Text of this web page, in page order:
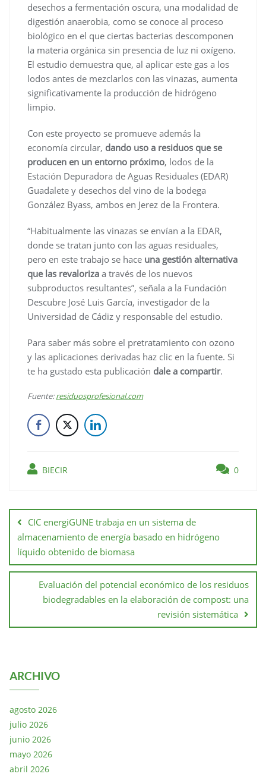
desechos a fermentación oscura, una modalidad de
digestión anaerobia, como se conoce al proceso
biológico en el que ciertas bacterias descomponen
la materia orgánica sin presencia de luz ni oxígeno.
El estudio demuestra que, al aplicar este gas a los
lodos antes de mezclarlos con las vinazas, aumenta
significativamente la producción de hidrógeno
limpio.
Con este proyecto se promueve además la
economía circular, dando uso a residuos que se
producen en un entorno próximo, lodos de la
Estación Depuradora de Aguas Residuales (EDAR)
Guadalete y desechos del vino de la bodega
González Byass, ambos en Jerez de la Frontera.
“Habitualmente las vinazas se envían a la EDAR,
donde se tratan junto con las aguas residuales,
pero en este trabajo se hace una gestión alternativa
que las revaloriza a través de los nuevos
subproductos resultantes”, señala a la Fundación
Descubre José Luis García, investigador de la
Universidad de Cádiz y responsable del estudio.
Para saber más sobre el pretratamiento con ozono
y las aplicaciones derivadas haz clic en la fuente. Si
te ha gustado esta publicación dale a compartir.
Fuente:residuosprofesional.com
BIECIR 0
CIC energiGUNE trabaja en un sistema de
almacenamiento de energía basado en hidrógeno
líquido obtenido de biomasa
Evaluación del potencial económico de los residuos
biodegradables en la elaboración de compost: una
revisión sistemática
ARCHIVO
agosto 2026
julio 2026
junio 2026
mayo 2026
abril 2026